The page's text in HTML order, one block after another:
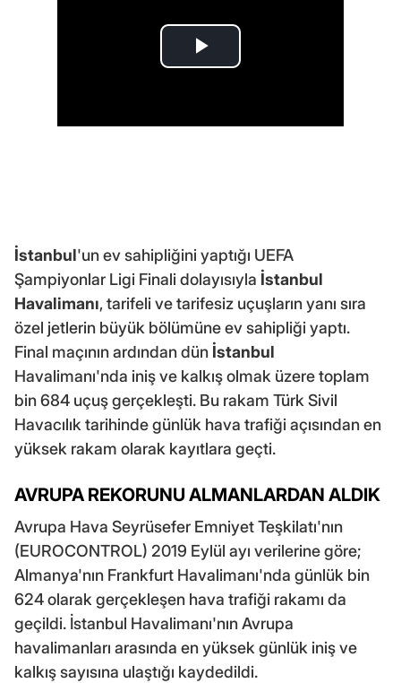
İstanbul'un ev sahipliğini yaptığı UEFA
Şampiyonlar Ligi Finali dolayısıyla İstanbul
Havalimanı, tarifeli ve tarifesiz uçuşların yanı sıra
özel jetlerin büyük bölümüne ev sahipliği yaptı.
Final maçının ardından dün İstanbul
Havalimanı'nda iniş ve kalkış olmak üzere toplam
bin 684 uçuş gerçekleşti. Bu rakam Türk Sivil
Havacılık tarihinde günlük hava trafiği açısından en
yüksek rakam olarak kayıtlara geçti.
AVRUPA REKORUNU ALMANLARDAN ALDIK
Avrupa Hava Seyrüsefer Emniyet Teşkilatı'nın
(EUROCONTROL) 2019 Eylül ayı verilerine göre;
Almanya'nın Frankfurt Havalimanı'nda günlük bin
624 olarak gerçekleşen hava trafiği rakamı da
geçildi. İstanbul Havalimanı'nın Avrupa
havalimanları arasında en yüksek günlük iniş ve
kalkış sayısına ulaştığı kaydedildi.